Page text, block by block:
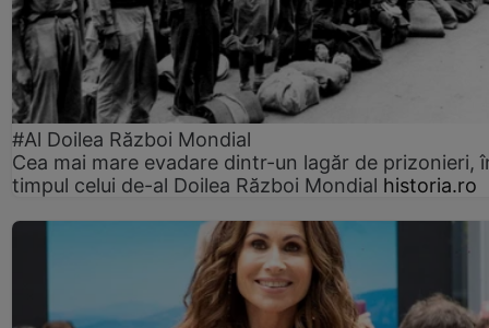
#Al Doilea Război Mondial
Cea mai mare evadare dintr-un lagăr de prizonieri,
timpul celui de-al Doilea Război Mondial historia.ro